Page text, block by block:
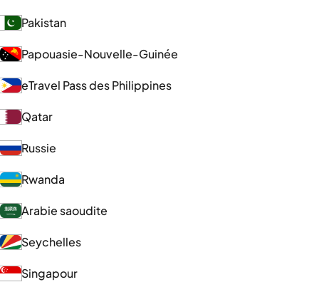
Pakistan
Papouasie-Nouvelle-Guinée
eTravel Pass des Philippines
Qatar
Russie
Rwanda
Arabie saoudite
Seychelles
Singapour